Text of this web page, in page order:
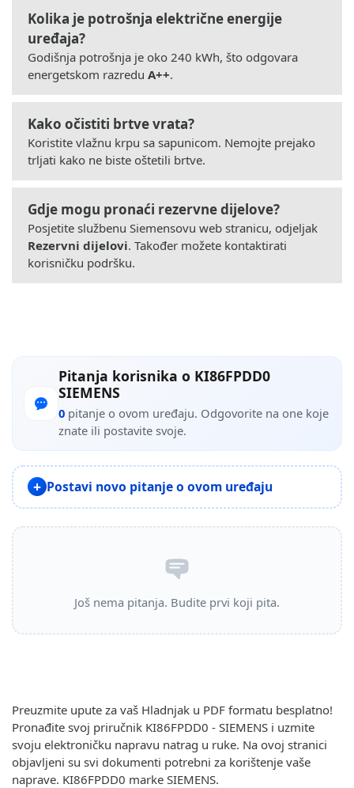
Kolika je potrošnja električne energije
uređaja?
Godišnja potrošnja je oko 240 kWh, što odgovara
energetskom razredu A++.
Kako očistiti brtve vrata?
Koristite vlažnu krpu sa sapunicom. Nemojte prejako
trljati kako ne biste oštetili brtve.
Gdje mogu pronaći rezervne dijelove?
Posjetite službenu Siemensovu web stranicu, odjeljak
Rezervni dijelovi. Također možete kontaktirati
korisničku podršku.
Pitanja korisnika o KI86FPDD0
SIEMENS
0 pitanje o ovom uređaju. Odgovorite na one koje
znate ili postavite svoje.
Postavi novo pitanje o ovom uređaju
Još nema pitanja. Budite prvi koji pita.
Preuzmite upute za vaš Hladnjak u PDF formatu besplatno!
Pronađite svoj priručnik KI86FPDD0 - SIEMENS i uzmite
svoju elektroničku napravu natrag u ruke. Na ovoj stranici
objavljeni su svi dokumenti potrebni za korištenje vaše
naprave. KI86FPDD0 marke SIEMENS.